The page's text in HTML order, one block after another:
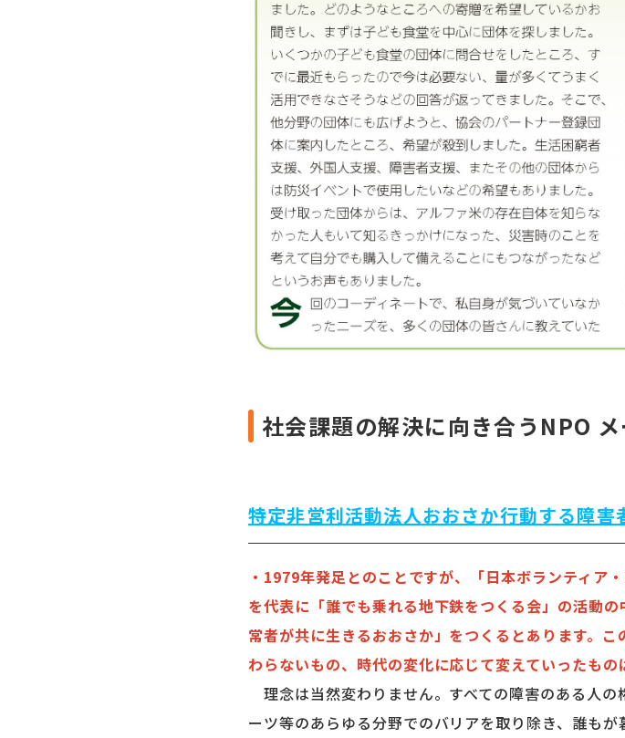
社会課題の解決に向き合うNPO
特定非営利活動法人おおさか行動する障害
・1979年発足とのことですが、「日本ボランティア
を代表に「誰でも乗れる地下鉄をつくる会」の活動
常者が共に生きるおおさか」をつくるとあります。
わらないもの、時代の変化に応じて変えていったもの
理念は当然変わりません。すべての障害のある人
ーツ等のあらゆる分野でのバリアを取り除き、誰も